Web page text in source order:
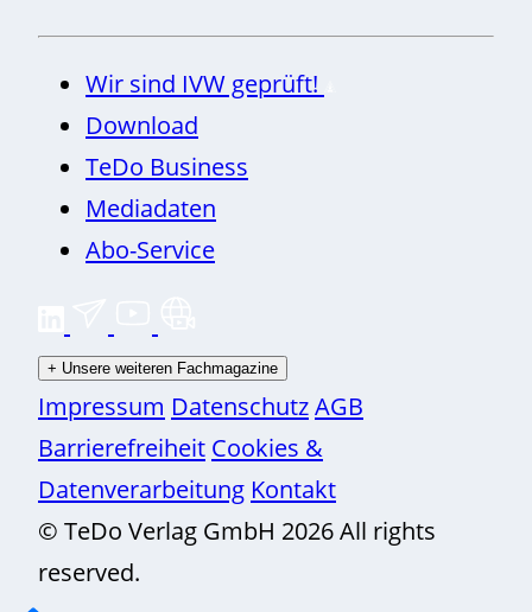
Wir sind IVW geprüft!
Download
TeDo Business
Mediadaten
Abo-Service
+ Unsere weiteren Fachmagazine
Impressum DatenschutzAGB
Barrierefreiheit Cookies &
Datenverarbeitung Kontakt
© TeDo Verlag GmbH 2026 All rights
reserved.